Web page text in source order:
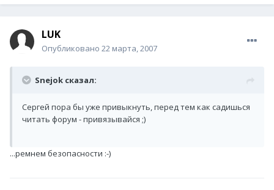
LUK
Опубликовано 22 марта, 2007
Snejok сказал:
Сергей пора бы уже привыкнуть, перед тем как садишься
читать форум - привязывайся ;)
...ремнем безопасности :-)